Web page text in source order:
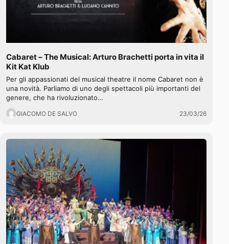
Cabaret – The Musical: Arturo Brachetti porta in vita il
Kit Kat Klub
Per gli appassionati del musical theatre il nome Cabaret non è
una novità. Parliamo di uno degli spettacoli più importanti del
genere, che ha rivoluzionato…
GIACOMO DE SALVO 23/03/26